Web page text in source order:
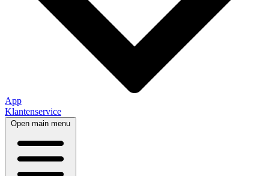
App
Klantenservice
Open main menu